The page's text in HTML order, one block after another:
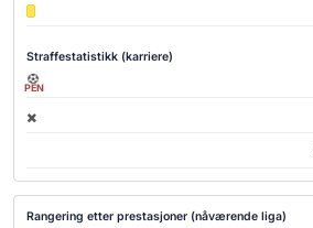
Straffestatistikk (karriere)
PEN
Rangering etter prestasjoner (nåværende liga)